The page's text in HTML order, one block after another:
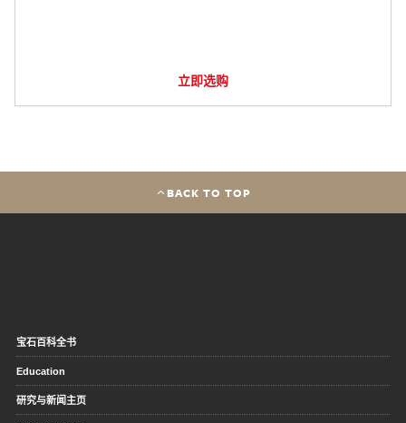
立即选购
BACK TO TOP
宝石百科全书
Education
研究与新闻主页